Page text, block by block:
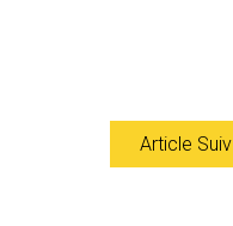
Article Suiv